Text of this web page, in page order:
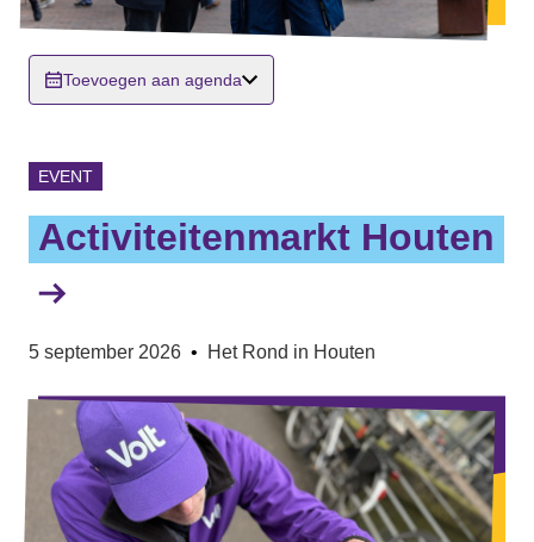
Toevoegen aan agenda
EVENT
Activiteitenmarkt Houten
5 september 2026 • Het Rond in Houten